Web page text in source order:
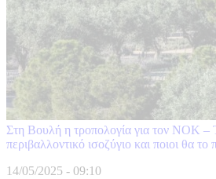
Στη Βουλή η τροπολογία για τον ΝΟΚ –
περιβαλλοντικό ισοζύγιο και ποιοι θα
14/05/2025 - 09:10